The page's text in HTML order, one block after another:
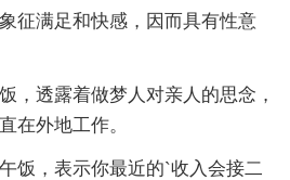
征满足和快感，因而具有性意
，透露着做梦人对亲人的思念，
在外地工作。
饭，表示你最近的`收入会接二